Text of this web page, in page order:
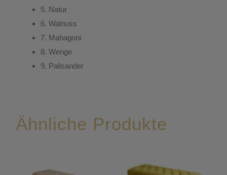
5. Natur
6. Walnuss
7. Mahagoni
8. Wenge
9. Palisander
Ähnliche Produkte